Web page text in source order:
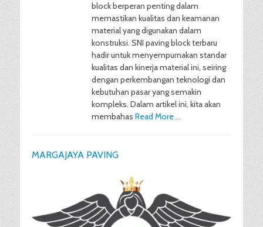
block berperan penting dalam
memastikan kualitas dan keamanan
material yang digunakan dalam
konstruksi. SNI paving block terbaru
hadir untuk menyempurnakan standar
kualitas dan kinerja material ini, seiring
dengan perkembangan teknologi dan
kebutuhan pasar yang semakin
kompleks. Dalam artikel ini, kita akan
membahas Read More …
MARGAJAYA PAVING